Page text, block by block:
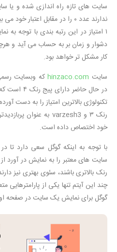
سایت های تازه راه اندازی شده و یا
ندارند عدد ۰ را در مقابل اعتبار
۱ امتیاز در این رتبه بندی با توجه به
دشوار و زمان بر به حساب می آید و
کار مشکل تر خواهد بود.
سایت hinzaco.comکه وبسایت
در حال حاضر
خود اختصاص داده است.
با توجه به اینکه گوگل سعی دارد
سایت های معتبر را به نمایش در آورد
رنک بالاتری باشند، سئوی بهتری نیز
چند این آیتم تنها یکی از پارامترهایی
گوگل برای نمایش یک سایت در صفحه